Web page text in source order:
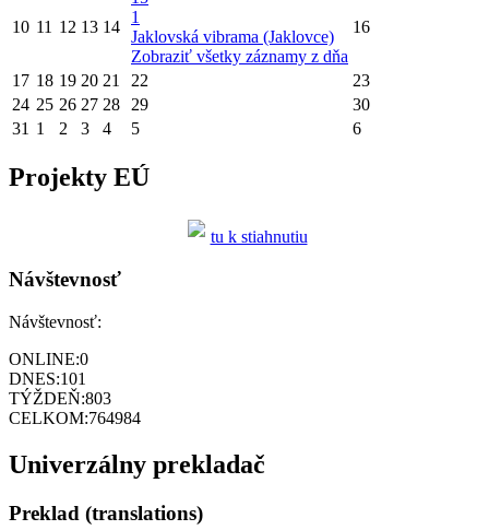
10 11 12 13 14
1
Jaklovská vibrama (Jaklovce)
Zobraziť všetky záznamy z dňa
16
17 18 19 20 21 22
23
24 25 26 27 28 29
30
31 1 2 3 4 5 6
Projekty EÚ
tu k stiahnutiu
Návštevnosť
Návštevnosť:
ONLINE:0
DNES:101
TÝŽDEŇ:803
CELKOM:764984
Univerzálny prekladač
Preklad (translations)